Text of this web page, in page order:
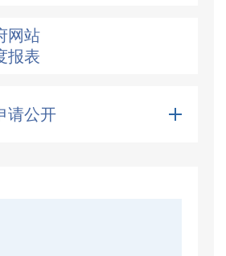
网站
报表
请公开